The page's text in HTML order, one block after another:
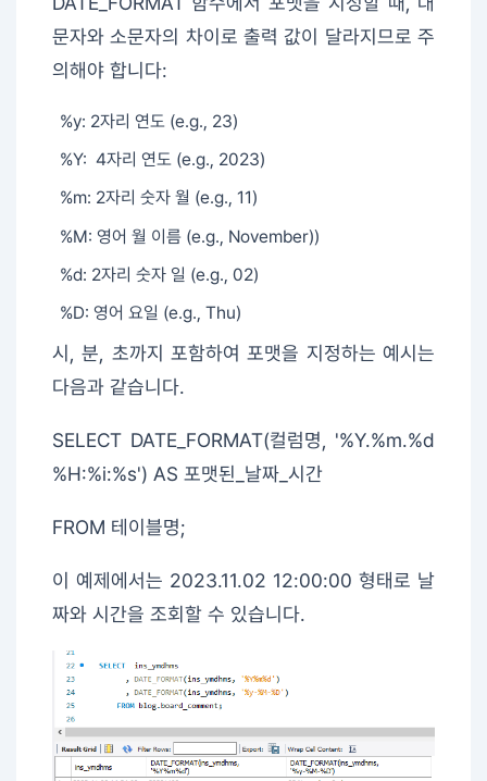
문자와 소문자의 차이로 출력 값이 달라지므로 주
의해야 합니다:
%y: 2자리 연도 (e.g., 23)
%Y: 4자리 연도 (e.g., 2023)
%m: 2자리 숫자 월 (e.g., 11)
%M: 영어 월 이름 (e.g., November))
%d: 2자리 숫자 일 (e.g., 02)
%D: 영어 요일 (e.g., Thu)
시, 분, 초까지 포함하여 포맷을 지정하는 예시는
다음과 같습니다.
SELECT DATE_FORMAT(컬럼명, '%Y.%m.%d
%H:%i:%s') AS 포맷된_날짜_시간
FROM 테이블명;
이 예제에서는 2023.11.02 12:00:00 형태로 날
짜와 시간을 조회할 수 있습니다.